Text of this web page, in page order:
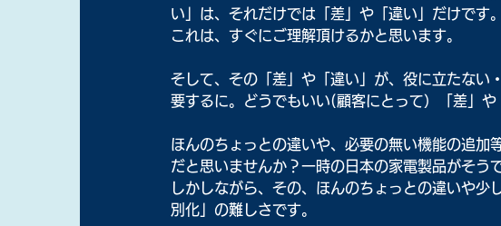
い」は、それだけでは「差」や「違い」だけです。
これは、すぐにご理解頂けるかと思います。
そして、その「差」や「違い」が、役に立たない
要するに。どうでもいい(顧客にとって）「差」や
ほんのちょっとの違いや、必要の無い機能の追加
だと思いませんか？一時の日本の家電製品がそう
しかしながら、その、ほんのちょっとの違いや
別化」の難しさです。